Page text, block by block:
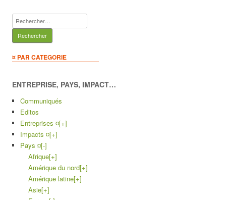
Rechercher :
¤ PAR CATEGORIE
ENTREPRISE, PAYS, IMPACT…
Communiqués
Editos
Entreprises ¤[+]
Impacts ¤[+]
Pays ¤[-]
Afrique[+]
Amérique du nord[+]
Amérique latine[+]
Asie[+]